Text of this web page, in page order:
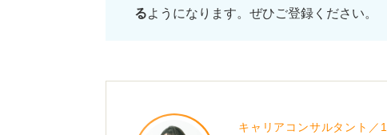
るようになります。ぜひご登録ください。
キャリアコンサルタント／